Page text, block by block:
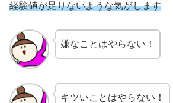
経験値が足りないような気がします
嫌なことはやらない！
キツいことはやらない！